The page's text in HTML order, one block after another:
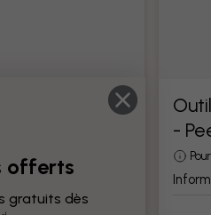
papier peint
-
offerts
gratuits dès